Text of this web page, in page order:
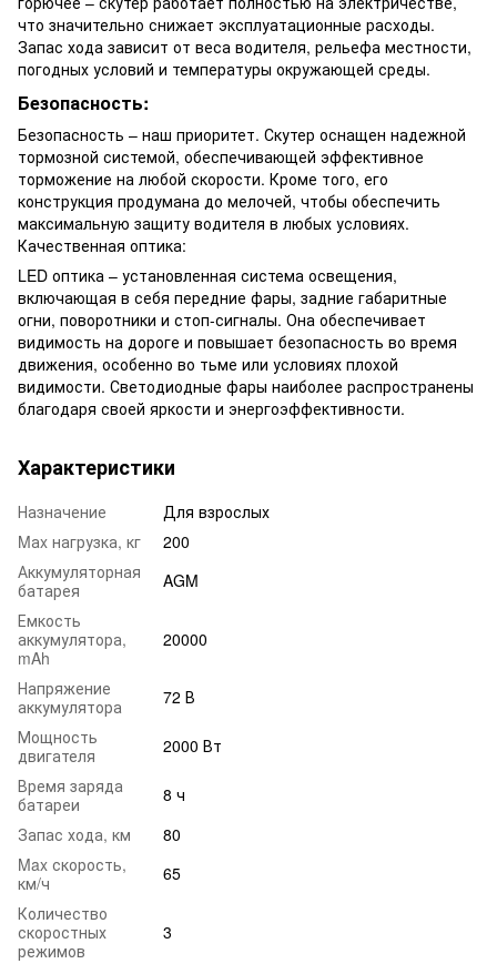
что значительно снижает эксплуатационные расходы.
Запас хода зависит от веса водителя, рельефа местности,
погодных условий и температуры окружающей среды.
Безопасность:
Безопасность – наш приоритет. Скутер оснащен надежной
тормозной системой, обеспечивающей эффективное
торможение на любой скорости. Кроме того, его
конструкция продумана до мелочей, чтобы обеспечить
максимальную защиту водителя в любых условиях.
Качественная оптика:
LED оптика – установленная система освещения,
включающая в себя передние фары, задние габаритные
огни, поворотники и стоп-сигналы. Она обеспечивает
видимость на дороге и повышает безопасность во время
движения, особенно во тьме или условиях плохой
видимости. Светодиодные фары наиболее распространены
благодаря своей яркости и энергоэффективности.
Характеристики
Назначение
Для взрослых
Mаx нагрузка, кг
200
Аккумуляторная
батарея
AGM
Емкость
аккумулятора,
mAh
20000
Напряжение
аккумулятора
72 В
Мощность
двигателя
2000 Вт
Время заряда
батареи
8 ч
Запас хода, км
80
Max скорость,
км/ч
65
Количество
скоростных
режимов
3